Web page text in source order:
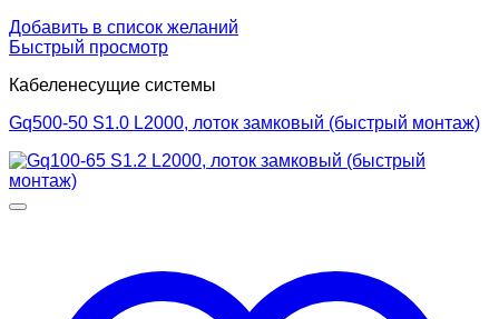
Добавить в список желаний
Быстрый просмотр
Кабеленесущие системы
Gq500-50 S1.0 L2000, лоток замковый (быстрый монтаж)